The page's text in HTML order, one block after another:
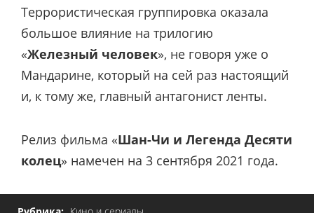
Террористическая группировка оказала
большое влияние на трилогию
«Железный человек», не говоря уже о
Мандарине, который на сей раз настоящий
и, к тому же, главный антагонист ленты.
Релиз фильма «Шан-Чи и Легенда Десяти
колец» намечен на 3 сентября 2021 года.